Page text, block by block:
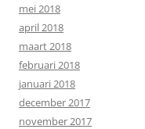
mei 2018
april 2018
maart 2018
februari 2018
januari 2018
december 2017
november 2017